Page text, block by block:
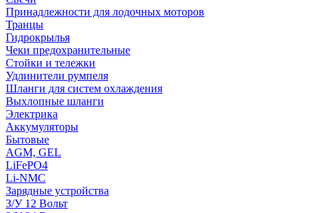
Принадлежности для лодочных моторов
Транцы
Гидрокрылья
Чеки предохранительные
Стойки и тележки
Удлинители румпеля
Шланги для систем охлаждения
Выхлопные шланги
Электрика
Аккумуляторы
Бытовые
AGM, GEL
LiFePO4
Li-NMC
Зарядные устройства
З/У 12 Вольт